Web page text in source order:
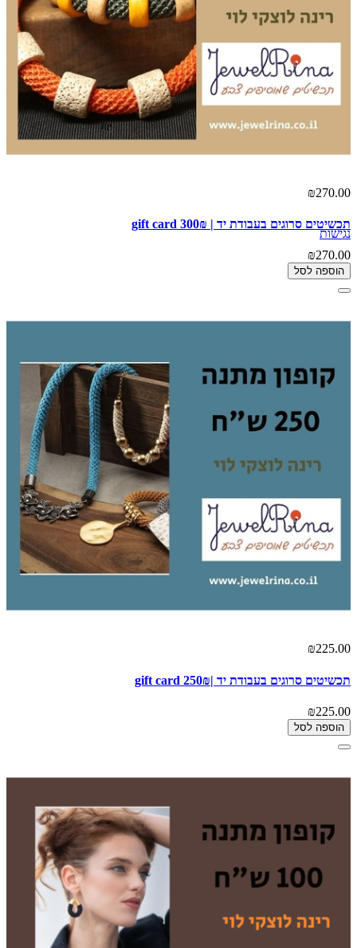
₪270.00
תכשיטים סרוגים בעבודת יד | 300₪ gift card
₪270.00
הוספה לסל
₪225.00
תכשיטים סרוגים בעבודת יד |gift card 250₪
₪225.00
הוספה לסל
נגישות